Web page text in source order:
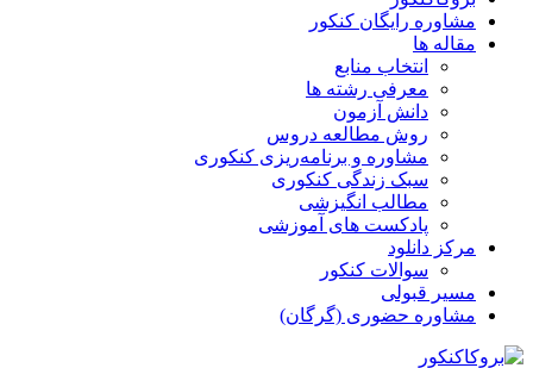
مشاوره رایگان کنکور
مقاله ها
انتخاب منابع
معرفی رشته ها
دانش آزمون
روش مطالعه دروس
مشاوره و برنامه‌ریزی کنکوری
سبک زندگی کنکوری
مطالب انگیزشی
پادکست های آموزشی
مرکز دانلود
سوالات کنکور
مسیر قبولی
مشاوره حضوری (گرگان)